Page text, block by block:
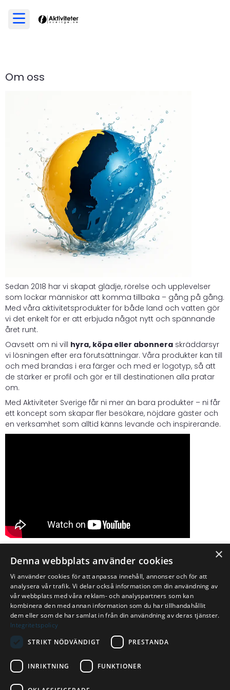
Om oss
Sedan 2018 har vi skapat glädje, rörelse och upplevelser
som lockar människor att komma tillbaka – gång på gång.
Med våra aktivitetsprodukter för både land och vatten gör
vi det enkelt för er att erbjuda något nytt och spännande
året runt.
Oavsett om ni vill hyra, köpa eller abonnera skräddarsyr
vi lösningen efter era förutsättningar. Våra produkter kan till
och med brandas i era färger och med er logotyp, så att
de stärker er profil och gör er till destinationen alla pratar
om.
Med Aktiviteter Sverige får ni mer än bara produkter – ni får
ett koncept som skapar fler besökare, nöjdare gäster och
en verksamhet som alltid känns levande och inspirerande.
2026
Villkor
info@aktivitetersverige.se
×
Denna webbplats använder cookies
Vi använder cookies för att anpassa innehåll, annonser och för att
analysera vår trafik. Vi delar också information om din användning av
vår webbplats med våra reklam- och analyspartners som kan
kombinera den med annan information som du har tillhandahållit
dem eller som de har samlat in från din användning av deras tjänster.
Integritetspolicy
STRIKT NÖDVÄNDIGT
PRESTANDA
INRIKTNING FUNKTIONER